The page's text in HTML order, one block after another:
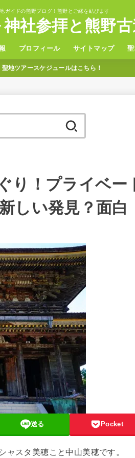
ガイドの熊野ブログ！熊野とご縁を結びます
社参拝と熊野
プロフィール サイトマップ
聖地ツアースケジュールはこちら！
り！プライベー
しい発見？面白
送る Pocket
スタ美穂こと中山美穂です。